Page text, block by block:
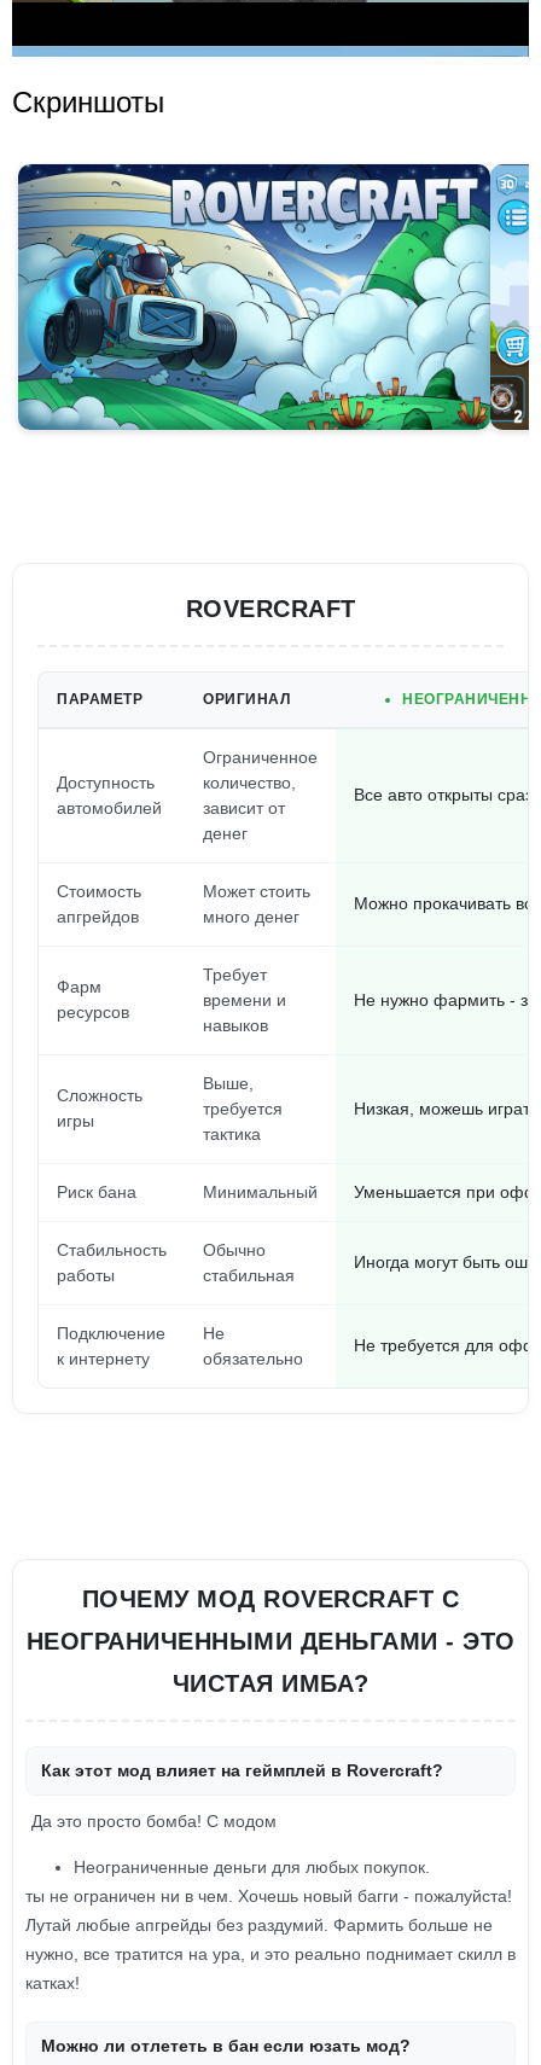
Скриншоты
ROVERCRAFT
ПАРАМЕТР ОРИГИНАЛ
Доступность
автомобилей
Ограниченное
количество,
зависит от
денег
Все авто открыты
Стоимость
апгрейдов
Может стоить
много денег
Можно прокачивать
Фарм
ресурсов
Требует
времени и
навыков
Не нужно фармить -
Сложность
игры
Выше,
требуется
тактика
Низкая, можешь
Риск бана Минимальный Уменьшается при
Стабильность
работы
Обычно
стабильная
Иногда могут быть
Подключение
к интернету
Не
обязательно
Не требуется для
ПОЧЕМУ МОД ROVERCRAFT С
НЕОГРАНИЧЕННЫМИ ДЕНЬГАМИ - ЭТО
ЧИСТАЯ ИМБА?
Как этот мод влияет на геймплей в Rovercraft?
Да это просто бомба! С модом
Неограниченные деньги для любых покупок.
ты не ограничен ни в чем. Хочешь новый багги - пожалуйста!
Лутай любые апгрейды без раздумий. Фармить больше не
нужно, все тратится на ура, и это реально поднимает скилл в
катках!
Можно ли отлететь в бан если юзать мод?